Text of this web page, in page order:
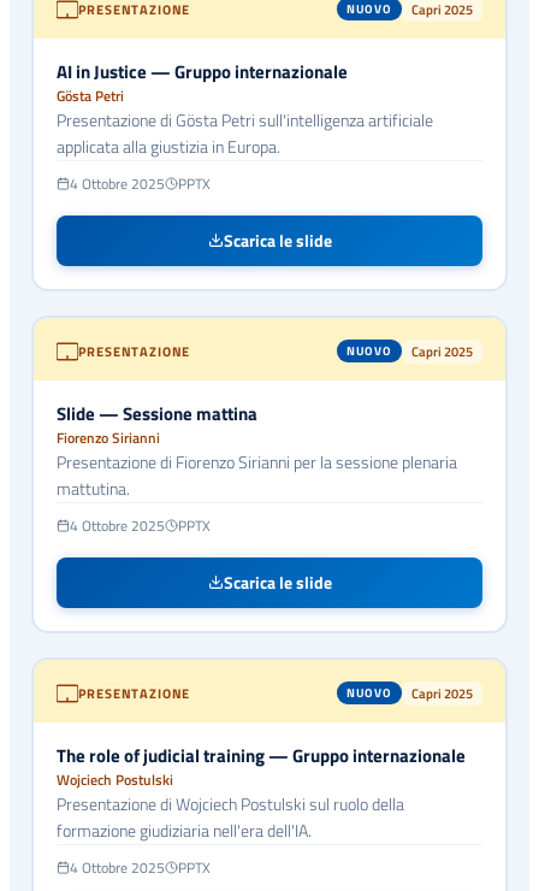
PRESENTAZIONE NUOVO Capri 2025
AI in Justice — Gruppo internazionale
Gösta Petri
Presentazione di Gösta Petri sull'intelligenza artificiale
applicata alla giustizia in Europa.
4 Ottobre 2025 PPTX
Scarica le slide
PRESENTAZIONE NUOVO Capri 2025
Slide — Sessione mattina
Fiorenzo Sirianni
Presentazione di Fiorenzo Sirianni per la sessione plenaria
mattutina.
4 Ottobre 2025 PPTX
Scarica le slide
PRESENTAZIONE NUOVO Capri 2025
The role of judicial training — Gruppo internazionale
Wojciech Postulski
Presentazione di Wojciech Postulski sul ruolo della
formazione giudiziaria nell'era dell'IA.
4 Ottobre 2025 PPTX